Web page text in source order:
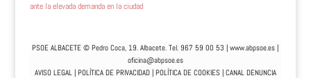
ante la elevada demanda en la ciudad
PSOE ALBACETE © Pedro Coca, 19. Albacete. Tel. 967 59 00 53 |www.abpsoe.es |
oficina@abpsoe.es
AVISO LEGAL| POLÍTICA DE PRIVACIDAD| POLÍTICA DE COOKIES | CANAL DENUNCIA